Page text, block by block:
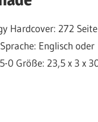
Hardcover: 272
Englisch oder
0 Größe: 23,5 x 3 x